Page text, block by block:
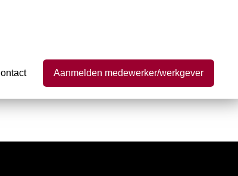
Aanmelden medewerker/werkgever